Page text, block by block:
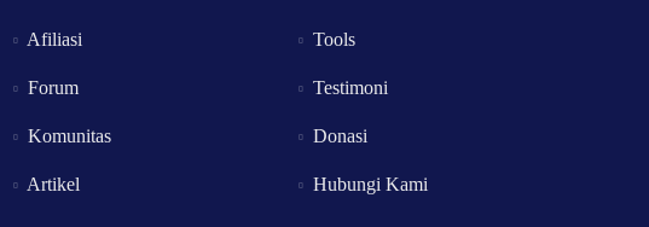
Afiliasi
Forum
Komunitas
Artikel
Tools
Testimoni
Donasi
Hubungi Kami